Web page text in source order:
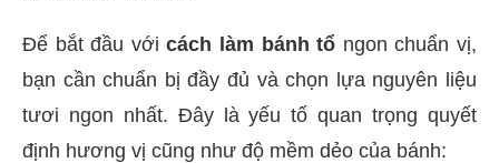
Để bắt đầu vớicách làm bánh tổ ngon chuẩn vị,
bạn cần chuẩn bị đầy đủ và chọn lựa nguyên liệu
tươi ngon nhất. Đây là yếu tố quan trọng quyết
định hương vị cũng như độ mềm dẻo của bánh: